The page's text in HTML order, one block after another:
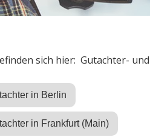
sich hier: Gutachter-
in Berlin
in Frankfurt (Main)